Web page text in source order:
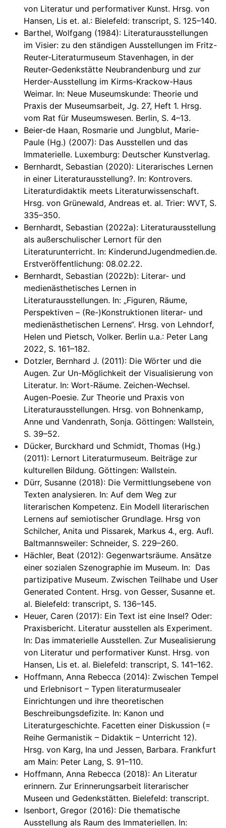
von Literatur und performativer Kunst. Hrsg. von
Hansen, Lis et. al.: Bielefeld: transcript, S. 125–140.
Barthel, Wolfgang (1984): Literaturausstellungen
im Visier: zu den ständigen Ausstellungen im Fritz-
Reuter-Literaturmuseum Stavenhagen, in der
Reuter-Gedenkstätte Neubrandenburg und zur
Herder-Ausstellung im Kirms-Krackow-Haus
Weimar. In: Neue Museumskunde: Theorie und
Praxis der Museumsarbeit, Jg. 27, Heft 1. Hrsg.
vom Rat für Museumswesen. Berlin, S. 4–13.
Beier-de Haan, Rosmarie und Jungblut, Marie-
Paule (Hg.) (2007): Das Ausstellen und das
Immaterielle. Luxemburg: Deutscher Kunstverlag.
Bernhardt, Sebastian (2020): Literarisches Lernen
in einer Literaturausstellung?. In: Kontrovers.
Literaturdidaktik meets Literaturwissenschaft.
Hrsg. von Grünewald, Andreas et. al. Trier: WVT, S.
335–350.
Bernhardt, Sebastian (2022a): Literaturausstellung
als außerschulischer Lernort für den
Literaturunterricht. In: KinderundJugendmedien.de.
Erstveröffentlichung: 08.02.22.
Bernhardt, Sebastian (2022b): Literar- und
medienästhetisches Lernen in
Literaturausstellungen. In: „Figuren, Räume,
Perspektiven – (Re-)Konstruktionen literar- und
medienästhetischen Lernens“. Hrsg. von Lehndorf,
Helen und Pietsch, Volker. Berlin u.a.: Peter Lang
2022, S. 161–182.
Dotzler, Bernhard J. (2011): Die Wörter und die
Augen. Zur Un-Möglichkeit der Visualisierung von
Literatur. In: Wort-Räume. Zeichen-Wechsel.
Augen-Poesie. Zur Theorie und Praxis von
Literaturausstellungen. Hrsg. von Bohnenkamp,
Anne und Vandenrath, Sonja. Göttingen: Wallstein,
S. 39–52.
Dücker, Burckhard und Schmidt, Thomas (Hg.)
(2011): Lernort Literaturmuseum. Beiträge zur
kulturellen Bildung. Göttingen: Wallstein.
Dürr, Susanne (2018): Die Vermittlungsebene von
Texten analysieren. In: Auf dem Weg zur
literarischen Kompetenz. Ein Modell literarischen
Lernens auf semiotischer Grundlage. Hrsg von
Schilcher, Anita und Pissarek, Markus 4., erg. Aufl.
Baltmannsweiler: Schneider, S. 229–260.
Hächler, Beat (2012): Gegenwartsräume. Ansätze
einer sozialen Szenographie im Museum. In: Das
partizipative Museum. Zwischen Teilhabe und User
Generated Content. Hrsg. von Gesser, Susanne et.
al. Bielefeld: transcript, S. 136–145.
Heuer, Caren (2017): Ein Text ist eine Insel? Oder:
Praxisbericht. Literatur ausstellen als Experiment.
In: Das immaterielle Ausstellen. Zur Musealisierung
von Literatur und performativer Kunst. Hrsg. von
Hansen, Lis et. al. Bielefeld: transcript, S. 141–162.
Hoffmann, Anna Rebecca (2014): Zwischen Tempel
und Erlebnisort – Typen literaturmusealer
Einrichtungen und ihre theoretischen
Beschreibungsdefizite. In: Kanon und
Literaturgeschichte. Facetten einer Diskussion (=
Reihe Germanistik – Didaktik – Unterricht 12).
Hrsg. von Karg, Ina und Jessen, Barbara. Frankfurt
am Main: Peter Lang, S. 91–110.
Hoffmann, Anna Rebecca (2018): An Literatur
erinnern. Zur Erinnerungsarbeit literarischer
Museen und Gedenkstätten. Bielefeld: transcript.
Isenbort, Gregor (2016): Die thematische
Ausstellung als Raum des Immateriellen. In: